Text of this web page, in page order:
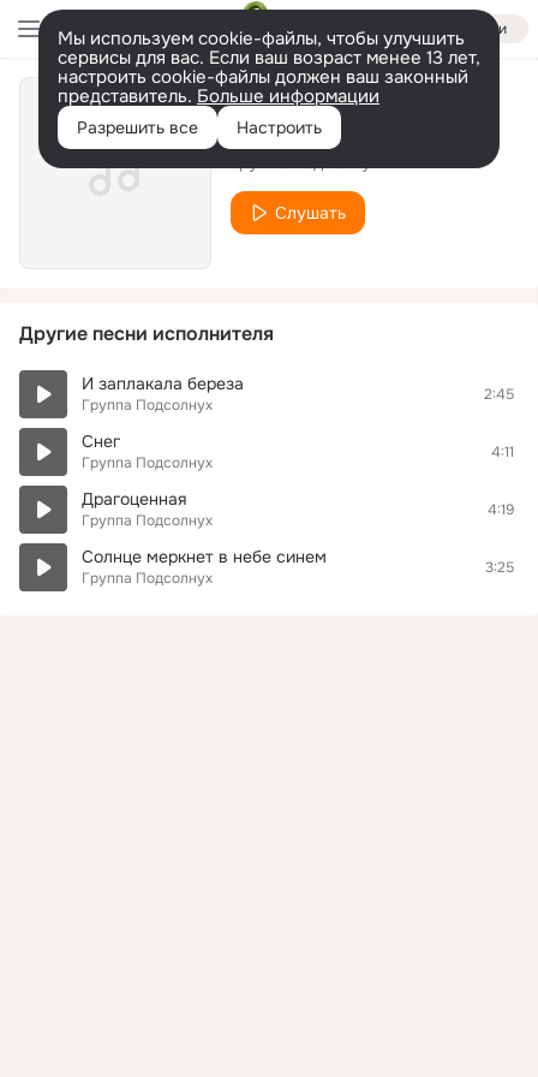
Войти
Мы используем cookie-файлы, чтобы улучшить
сервисы для вас. Если ваш возраст менее 13 лет,
настроить cookie-файлы должен ваш законный
представитель. Больше информации
Разрешить все Настроить
Снится мне
Слушать
Другие песни исполнителя
И заплакала береза
Группа Подсолнух
2:45
Снег
Группа Подсолнух
4:11
Драгоценная
Группа Подсолнух
4:19
Солнце меркнет в небе синем
Группа Подсолнух
3:25